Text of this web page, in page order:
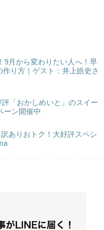
9月から変わりたい人へ！早
作り方｜ゲスト：井上皓史さ
評「おかしめいと」のスイー
ーン開催中
ありおトク！大好評スペシ